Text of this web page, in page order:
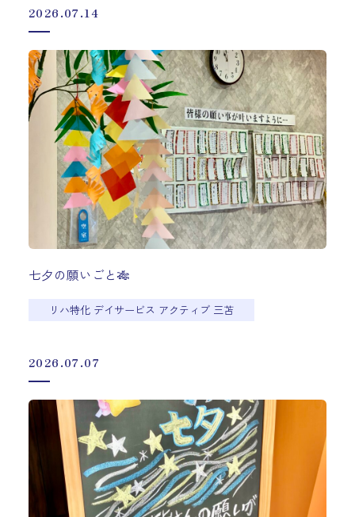
2026.07.14
七夕の願いごと🎋
リハ特化 デイサービス アクティブ 三苫
2026.07.07